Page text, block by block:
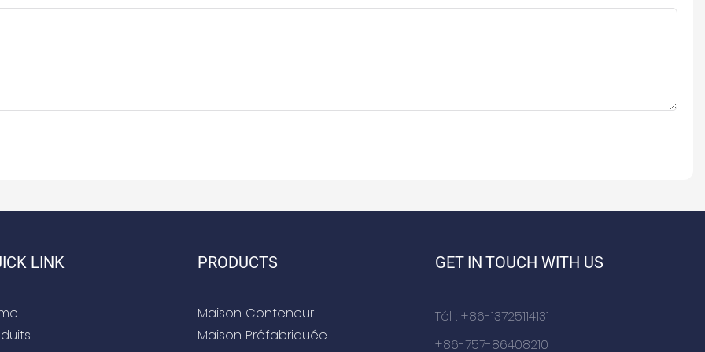
LINK PRODUCTS
Maison Conteneur
Maison Préfabriquée
GET IN TOUCH WITH US
Tél : +86-13725114131
+86-757-86408210